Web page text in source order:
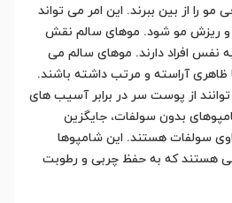
را از بین ببرند. این امر می تواند
و ریزش مو شود. موهای سالم نقش
نفس افراد دارند. موهای سالم می
ظاهری آراسته و مرتب داشته باشند.
از پوست سر در برابر آسیب های
بدون سولفات، جایگزین
سولفات هستند. این شامپوها
هستند که به حفظ چربی و رطوبت